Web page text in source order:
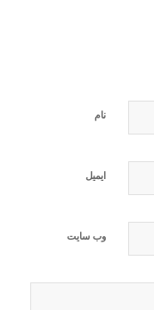
نام
ایمیل
وب‌ سایت